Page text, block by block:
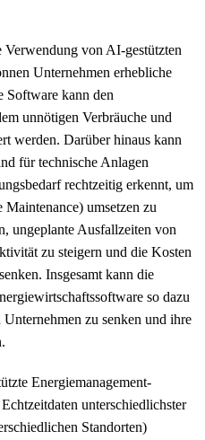
Verwendung von AI-gestützten
Unternehmen erhebliche
Software kann den
unnötigen Verbräuche und
werden. Darüber hinaus kann
für technische Anlagen
rechtzeitig erkennt, um
umsetzen zu
ungeplante Ausfallzeiten von
zu steigern und die Kosten
Insgesamt kann die
so dazu
zu senken und ihre
Energiemanagement-
unterschiedlichster
Standorten)